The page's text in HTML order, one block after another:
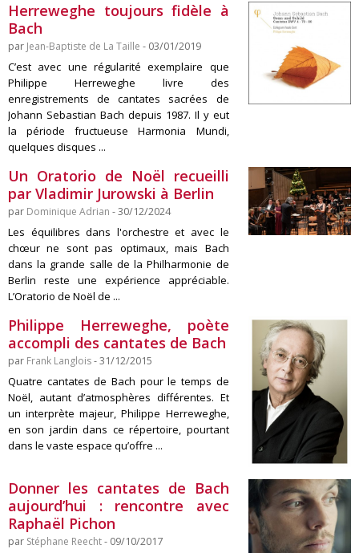
Herreweghe toujours fidèle à
Bach
par Jean-Baptiste de La Taille - 03/01/2019
C’est avec une régularité exemplaire que
Philippe Herreweghe livre des
enregistrements de cantates sacrées de
Johann Sebastian Bach depuis 1987. Il y eut
la période fructueuse Harmonia Mundi,
quelques disques ...
Un Oratorio de Noël recueilli
par Vladimir Jurowski à Berlin
par Dominique Adrian - 30/12/2024
Les équilibres dans l'orchestre et avec le
chœur ne sont pas optimaux, mais Bach
dans la grande salle de la Philharmonie de
Berlin reste une expérience appréciable.
L’Oratorio de Noël de ...
Philippe Herreweghe, poète
accompli des cantates de Bach
par Frank Langlois- 31/12/2015
Quatre cantates de Bach pour le temps de
Noël, autant d’atmosphères différentes. Et
un interprète majeur, Philippe Herreweghe,
en son jardin dans ce répertoire, pourtant
dans le vaste espace qu’offre ...
Donner les cantates de Bach
aujourd’hui : rencontre avec
Raphaël Pichon
par Stéphane Reecht- 09/10/2017